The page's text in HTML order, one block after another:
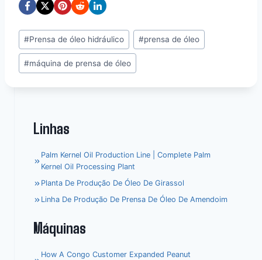
Post
Tags:
#Prensa de óleo hidráulico #prensa de óleo
#máquina de prensa de óleo
Linhas
Palm Kernel Oil Production Line | Complete Palm
Kernel Oil Processing Plant
Planta De Produção De Óleo De Girassol
Linha De Produção De Prensa De Óleo De Amendoim
Máquinas
How A Congo Customer Expanded Peanut